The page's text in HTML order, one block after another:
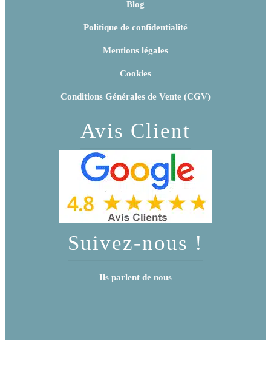
Blog
Politique de confidentialité
Mentions légales
Cookies
Conditions Générales de Vente (CGV)
Avis Client
Suivez-nous !
Ils parlent de nous